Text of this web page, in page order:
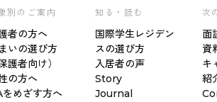
別のご案内
者の方へ
いの選び方
保護者向け）
の方へ
をめざす方へ
知る・読む
国際学生レジデン
スの選び方
入居者の声
Story
Journal
次
面
資
キ
紹